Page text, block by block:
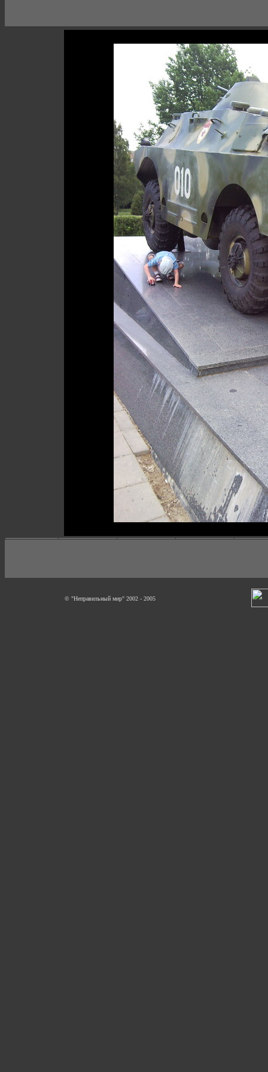
© "Неправильный мир" 2002 - 2005